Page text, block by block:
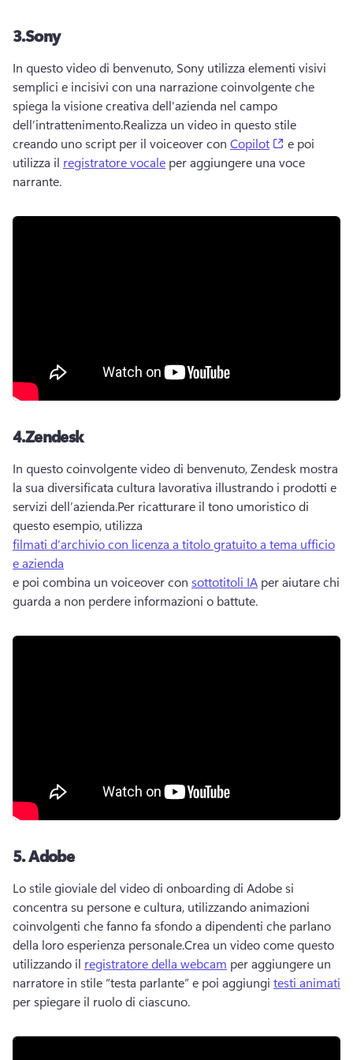
3.Sony
In questo video di benvenuto, Sony utilizza elementi visivi
semplici e incisivi con una narrazione coinvolgente che
spiega la visione creativa dell'azienda nel campo
dell’intrattenimento.Realizza un video in questo stile
creando uno script per il voiceover con Copilot (opens in a
e poi
utilizza il registratore vocale per aggiungere una voce
narrante.
4.Zendesk
In questo coinvolgente video di benvenuto, Zendesk mostra
la sua diversificata cultura lavorativa illustrando i prodotti e
servizi dell’azienda.Per ricatturare il tono umoristico di
questo esempio, utilizza
filmati d’archivio con licenza a titolo gratuito a tema ufficio
e azienda
e poi combina un voiceover con sottotitoli IA per aiutare chi
guarda a non perdere informazioni o battute.
5.Adobe
Lo stile gioviale del video di onboarding di Adobe si
concentra su persone e cultura, utilizzando animazioni
coinvolgenti che fanno fa sfondo a dipendenti che parlano
della loro esperienza personale.Crea un video come questo
utilizzando il registratore della webcam per aggiungere un
narratore in stile “testa parlante” e poi aggiungi testi animati
per spiegare il ruolo di ciascuno.